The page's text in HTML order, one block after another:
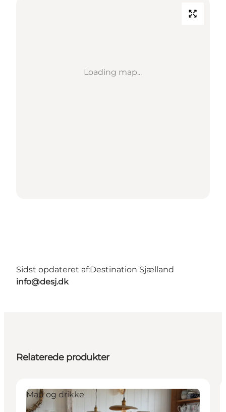
Loading map...
Sidst opdateret af:Destination Sjælland
info@desj.dk
Relaterede produkter
Mad og drikke